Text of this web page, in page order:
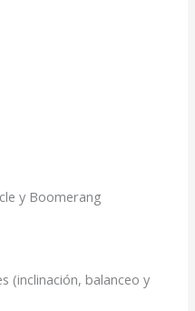
y Boomerang
(inclinación, balanceo y